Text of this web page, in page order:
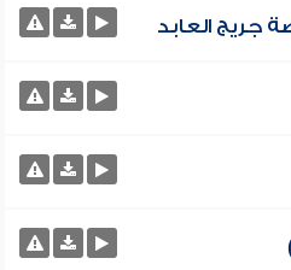
جريج العابد